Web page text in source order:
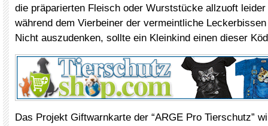
die präparierten Fleisch oder Wurststücke allzuoft
während dem Vierbeiner der vermeintliche
Nicht auszudenken, sollte ein Kleinkind einen dieser
Das Projekt Giftwarnkarte der “ARGE Pro Tierschutz”